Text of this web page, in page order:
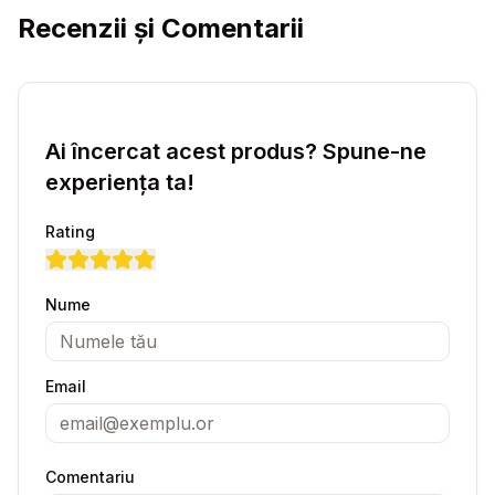
Recenzii și Comentarii
Ai încercat acest produs? Spune-ne
experiența ta!
Rating
Nume
Email
Comentariu